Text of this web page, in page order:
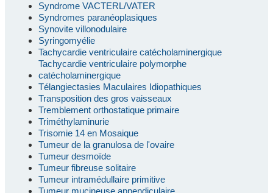
Syndrome VACTERL/VATER
Syndromes paranéoplasiques
Synovite villonodulaire
Syringomyélie
Tachycardie ventriculaire catécholaminergique
Tachycardie ventriculaire polymorphe
catécholaminergique
Télangiectasies Maculaires Idiopathiques
Transposition des gros vaisseaux
Tremblement orthostatique primaire
Triméthylaminurie
Trisomie 14 en Mosaique
Tumeur de la granulosa de l'ovaire
Tumeur desmoïde
Tumeur fibreuse solitaire
Tumeur intramédullaire primitive
Tumeur mucineuse appendiculaire